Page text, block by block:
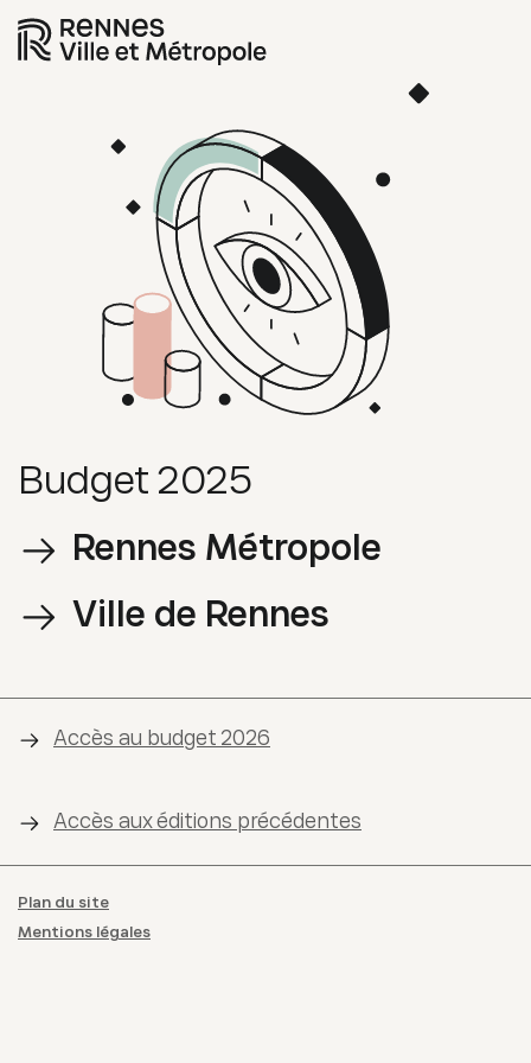
Budget 2025
Rennes Métropole
Ville de Rennes
Accès au budget 2026
Accès aux éditions précédentes
Plan du site
Mentions légales